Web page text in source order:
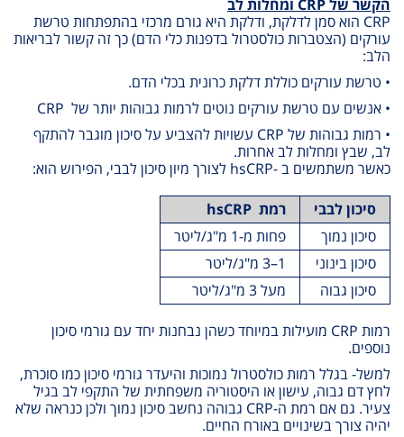
הקשר שלCRP ומחלות לב
CRP הוא סמן לדלקת, ודלקת היא גורם מרכזי בהתפתחות טרשת
עורקים (הצטברות כולסטרול בדפנות כלי הדם) כך זה קשור לבריאות
הלב:
• טרשת עורקים כוללת דלקת כרונית בכלי הדם.
• אנשים עם טרשת עורקים נוטים לרמות גבוהות יותר של
• רמות גבוהות של
עשויות להצביע על סיכון מוגבר להתקף
לב, שבץ ומחלות לב אחרות.
כאשר משתמשים ב-hsCRP לצורך מיון סיכון לבבי, הפירוש הוא:
רמת
סיכון לבבי
פחות מ-1 מ"ג/ליטר
סיכון נמוך
1–3
מ"ג/ליטר
סיכון בינוני
מעל 3 מ"ג/ליטר
סיכון גבוה
רמות
מועילות במיוחד כשהן נבחנות יחד עם גורמי סיכון
נוספים.
למשל- בגלל רמות כולסטרול נמוכות והיעדר גורמי סיכון כמו סוכרת,
לחץ דם גבוה, עישון או היסטוריה משפחתית של התקפי לב בגיל
צעיר. גם אם רמת ה-CRP
גבוהה נחשב סיכון נמוך ולכן כנראה שלא
יהיה צורך בשינויים באורח החיים.